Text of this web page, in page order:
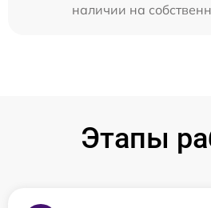
наличии на
Этапы